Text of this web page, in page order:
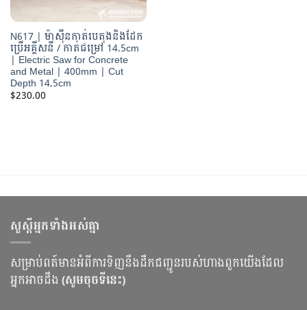
N617 | ម៉ាស៊ីនកាត់បេតុងនិងដែក
ប្រើអគ្គីសនី / កាត់ជម្រៅ 14.5cm
| Electric Saw for Concrete
and Metal | 400mm | Cut
Depth 14,5cm
$230.00
សួស្ដីអ្នកទាំងអស់គ្នា
សម្រាប់ពត៍មានអំពីការទិញនឹងដឹកជញ្ជូនរបស់ហាងពួកយើងដែល
អ្នកអាចដឹង (សូមចុចទីនេះ)